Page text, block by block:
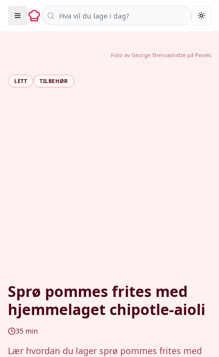
Søk i oppskrifter
LETT TILBEHØR
Sprø pommes frites med
hjemmelaget chipotle-aioli
35 min
Lær hvordan du lager sprø pommes frites med
Foto av George Shervashidze på Pexels